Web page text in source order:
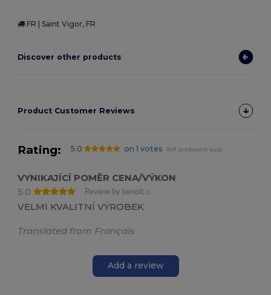
FR | Saint Vigor, FR
Discover other products
Product Customer Reviews
Rating: 5.0 on 1 votes 409 prodaných kusů
VYNIKAJÍCÍ POMĚR CENA/VÝKON
5.0
Review by benoit c.
VELMI KVALITNÍ VÝROBEK
Translated from Français
Add a review